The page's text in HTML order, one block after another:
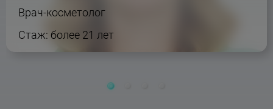
Врач-косметолог
Стаж: более 21 лет